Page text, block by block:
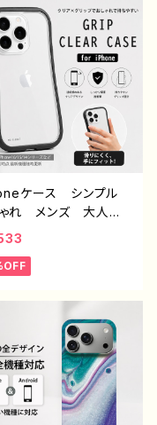
ケース シンプル
ゃれ メンズ 大人女
校生 男子 iPhon
15/14/13/12/11 かっ
い おすすめ 人気
リジナル デザイ
びれケース 耐衝
ちやすい 滑りにく
明ケース ブラック
ーム グッズ グリップ
携帯 クリアケー
イトル：シンプル グリ